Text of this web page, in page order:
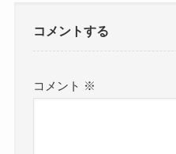
コメントする
コメント ※